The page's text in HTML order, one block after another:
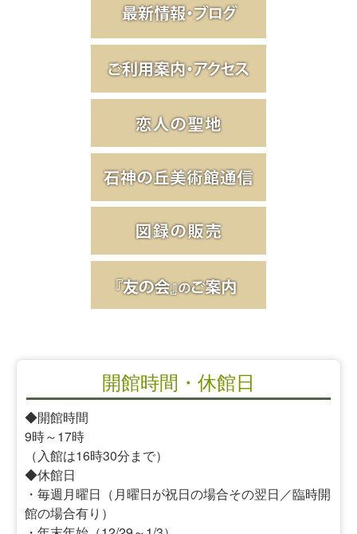
開館時間・休館日
◆開館時間
9時～17時
（入館は16時30分まで）
◆休館日
・毎週月曜日（月曜日が祝日の場合その翌日／臨時開
館の場合有り）